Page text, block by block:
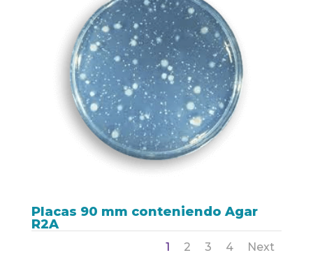
Placas 90 mm conteniendo Agar
R2A
1 2 3 4 Next